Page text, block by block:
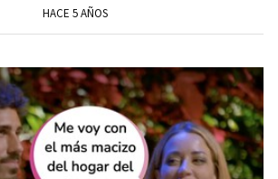
HACE 5 AÑOS